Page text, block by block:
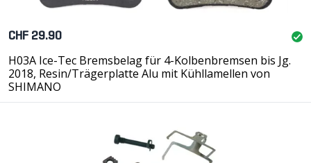
CHF 29.90
H03A Ice-Tec Bremsbelag für 4-Kolbenbremsen bis Jg.
2018, Resin/Trägerplatte Alu mit Kühllamellen von
SHIMANO